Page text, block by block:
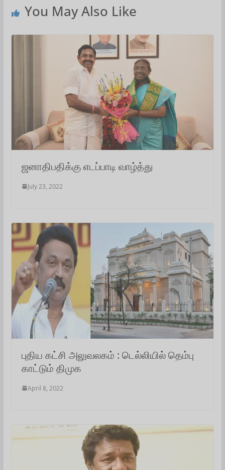
p
p
o
r
I
n
m
You May Also Like
ஜனாதிபதிக்கு எடப்பாடி வாழ்த்து
July 23, 2022
புதிய கட்சி அலுவலகம் : டெல்லியில் தெம்பு
காட்டும் திமுக
April 8, 2022